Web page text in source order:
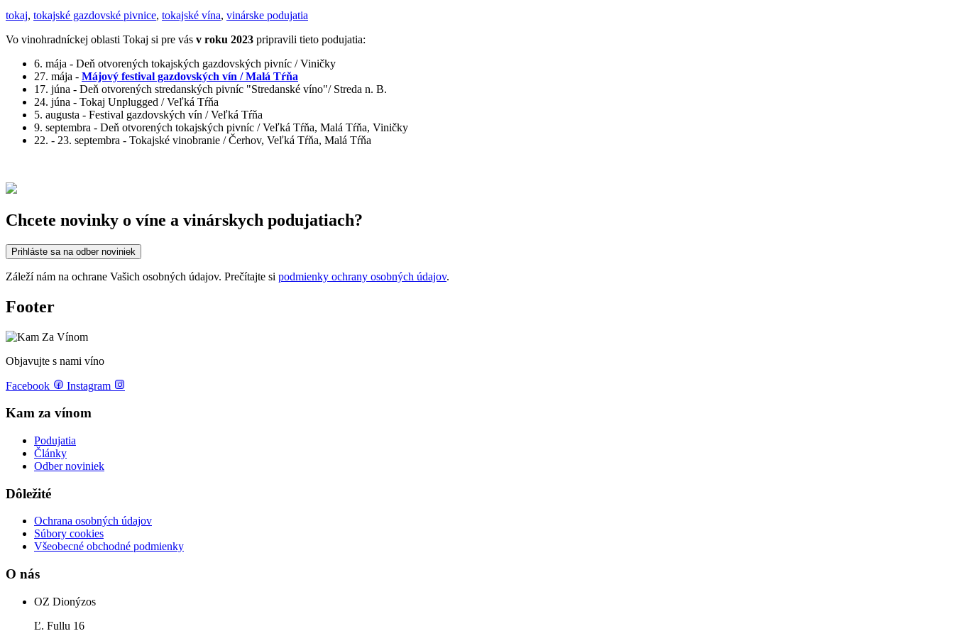
tokaj, tokajské gazdovské pivnice, tokajské vína, vinárske podujatia
Vo vinohradníckej oblasti Tokaj si pre vás v roku 2023 pripravili tieto podujatia:
6. mája - Deň otvorených tokajských gazdovských pivníc / Viničky
27. mája - Májový festival gazdovských vín / Malá Tŕňa
17. júna - Deň otvorených stredanských pivníc "Stredanské víno"/ Streda n. B.
24. júna - Tokaj Unplugged / Veľká Tŕňa
5. augusta - Festival gazdovských vín / Veľká Tŕňa
9. septembra - Deň otvorených tokajských pivníc / Veľká Tŕňa, Malá Tŕňa, Viničky
22. - 23. septembra - Tokajské vinobranie / Čerhov, Veľká Tŕňa, Malá Tŕňa
Chcete novinky o víne a vinárskych podujatiach?
Prihláste sa na odber noviniek
Záleží nám na ochrane Vašich osobných údajov. Prečítajte si podmienky ochrany osobných údajov.
Footer
Objavujte s nami víno
Facebook Instagram
Kam za vínom
Podujatia
Články
Odber noviniek
Dôležité
Ochrana osobných údajov
Súbory cookies
Všeobecné obchodné podmienky
O nás
OZ Dionýzos
Ľ. Fullu 16